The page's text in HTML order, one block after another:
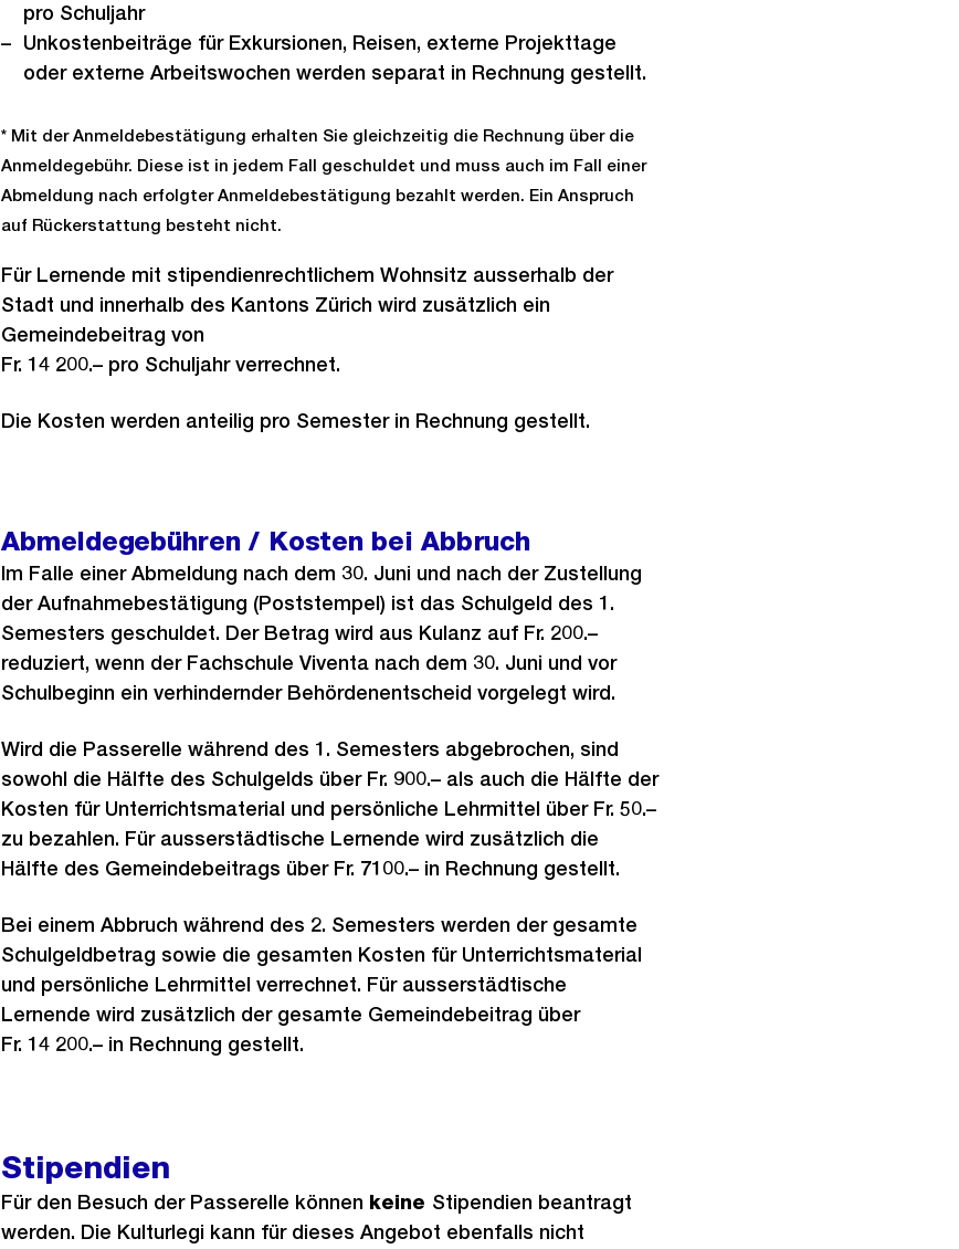
pro Schuljahr
Unkostenbeiträge für Exkursionen, Reisen, externe Projekttage
oder externe Arbeitswochen werden separat in Rechnung gestellt.
* Mit der Anmeldebestätigung erhalten Sie gleichzeitig die Rechnung über die
Anmeldegebühr. Diese ist in jedem Fall geschuldet und muss auch im Fall einer
Abmeldung nach erfolgter Anmeldebestätigung bezahlt werden. Ein Anspruch
auf Rückerstattung besteht nicht.
Für Lernende mit stipendienrechtlichem Wohnsitz ausserhalb der
Stadt und innerhalb des Kantons Zürich wird zusätzlich ein
Gemeindebeitrag von
Fr. 14 200.– pro Schuljahr verrechnet.
Die Kosten werden anteilig pro Semester in Rechnung gestellt.
Abmeldegebühren / Kosten bei Abbruch
Im Falle einer Abmeldung nach dem 30. Juni und nach der Zustellung
der Aufnahmebestätigung (Poststempel) ist das Schulgeld des 1.
Semesters geschuldet. Der Betrag wird aus Kulanz auf Fr. 200.–
reduziert, wenn der Fachschule Viventa nach dem 30. Juni und vor
Schulbeginn ein verhindernder Behördenentscheid vorgelegt wird.
Wird die Passerelle während des 1. Semesters abgebrochen, sind
sowohl die Hälfte des Schulgelds über Fr. 900.– als auch die Hälfte der
Kosten für Unterrichtsmaterial und persönliche Lehrmittel über Fr. 50.–
zu bezahlen. Für ausserstädtische Lernende wird zusätzlich die
Hälfte des Gemeindebeitrags über Fr. 7100.– in Rechnung gestellt.
Bei einem Abbruch während des 2. Semesters werden der gesamte
Schulgeldbetrag sowie die gesamten Kosten für Unterrichtsmaterial
und persönliche Lehrmittel verrechnet. Für ausserstädtische
Lernende wird zusätzlich der gesamte Gemeindebeitrag über
Fr. 14 200.– in Rechnung gestellt.
Stipendien
Für den Besuch der Passerelle können keine Stipendien beantragt
werden. Die Kulturlegi kann für dieses Angebot ebenfalls nicht